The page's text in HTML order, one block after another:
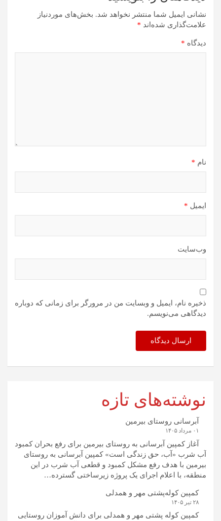
نشانی ایمیل شما منتشر نخواهد شد. بخش‌های موردنیاز
علامت‌گذاری شده‌اند *
دیدگاه *
نام *
ایمیل *
وب‌سایت
ذخیره نام، ایمیل و وبسایت من در مرورگر برای زمانی که دوباره
دیدگاهی می‌نویسم.
نوشته‌های تازه
آبرسانی روستای بیرمین
۰۱ مرداد ۱۴۰۵
آغاز کمپین آبرسانی به روستای بیرمین برای رفع بحران کمبود
آب شرب «آب، حق زندگی است» کمپین آبرسانی به روستای
بیرمین با هدف رفع مشکل کمبود و قطعی آب شرب در این
منطقه، با اعلام اجرای یک پروژه زیرساختی گسترده…
کمپین کوله‌پشتی مهر و همدلی
۲۸ تیر ۱۴۰۵
کمپین کوله‌ پشتی مهر و همدلی برای دانش آموزان روستایی